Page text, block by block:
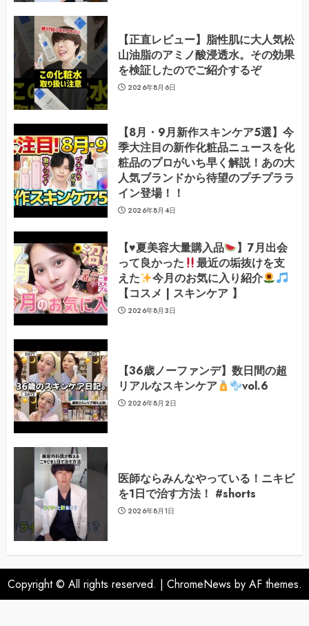
【正直レビュー】脂性肌に大人気松
山油脂のアミノ酸浸透水。その効果
を検証したのでご紹介するぞ
2026年8月6日
【8月・9月新作スキンケア5選】今
季大注目の新作化粧品ニュースを化
粧品のプロがいち早く解説！あの大
人気ブランドから待望のプチプララ
イン登場！！
2026年8月4日
【♥️夏美容大量購入品
】7月出会
って良かった
最近の垢抜けを支
えた
今月のお気に入り紹介
【コスメ | スキンケア 】
2026年8月3日
【36歳ノーファンデ】数日間の超
リアルなスキンケア
vol.6
2026年8月2日
医師ならみんなやっている！ニキビ
を1日で治す方法！ #shorts
2026年8月1日
Copyright © All rights reserved. | ChromeNews by AF themes.